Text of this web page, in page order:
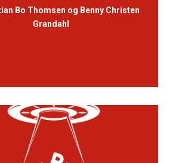
Bo Thomsen og Benny Christen
Grandahl